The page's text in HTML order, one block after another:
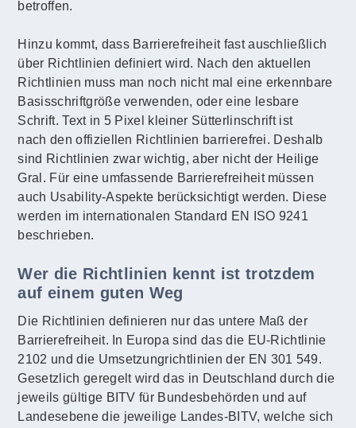
betroffen.
Hinzu kommt, dass Barrierefreiheit fast auschließlich
über Richtlinien definiert wird. Nach den aktuellen
Richtlinien muss man noch nicht mal eine erkennbare
Basisschriftgröße verwenden, oder eine lesbare
Schrift. Text in 5 Pixel kleiner Sütterlinschrift ist
nach den offiziellen Richtlinien barrierefrei. Deshalb
sind Richtlinien zwar wichtig, aber nicht der Heilige
Gral. Für eine umfassende Barrierefreiheit müssen
auch Usability-Aspekte berücksichtigt werden. Diese
werden im internationalen Standard EN ISO 9241
beschrieben.
Wer die Richtlinien kennt ist trotzdem
auf einem guten Weg
Die Richtlinien definieren nur das untere Maß der
Barrierefreiheit. In Europa sind das die EU-Richtlinie
2102 und die Umsetzungrichtlinien der EN 301 549.
Gesetzlich geregelt wird das in Deutschland durch die
jeweils gültige BITV für Bundesbehörden und auf
Landesebene die jeweilige Landes-BITV, welche sich